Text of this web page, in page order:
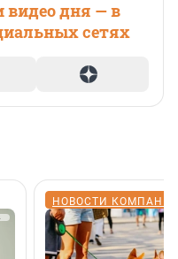
видео дня — в
сетях
НОВОСТИ